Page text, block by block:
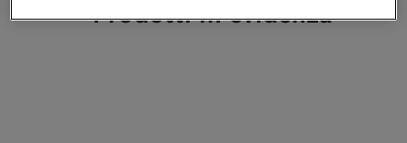
Prodotti in evidenza